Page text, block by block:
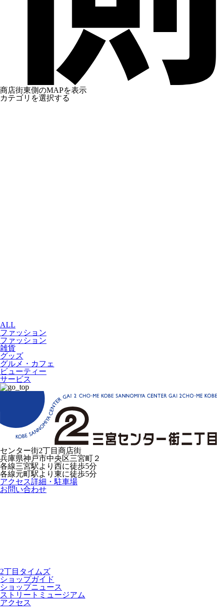
商店街東側のMAPを表示
カテゴリを選択する
ALL
ファッション
ファッション
雑貨
グッズ
グルメ・カフェ
ビューティー
サービス
センター街2丁目商店街
兵庫県神戸市中央区三宮町２
各線三宮駅より西に徒歩5分
各線元町駅より東に徒歩5分
アクセス詳細・駐車場
お問い合わせ
2丁目タイムズ
ショップガイド
ショップニュース
ストリートミュージアム
アクセス